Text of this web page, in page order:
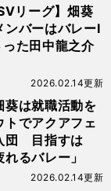
リーグ】畑葵
ンバーはバレーI
た田中龍之介
葵は就職活動を
トでアクアフェ
団 目指すは
れるバレー」
2026.02.14更新
2026.02.14更新